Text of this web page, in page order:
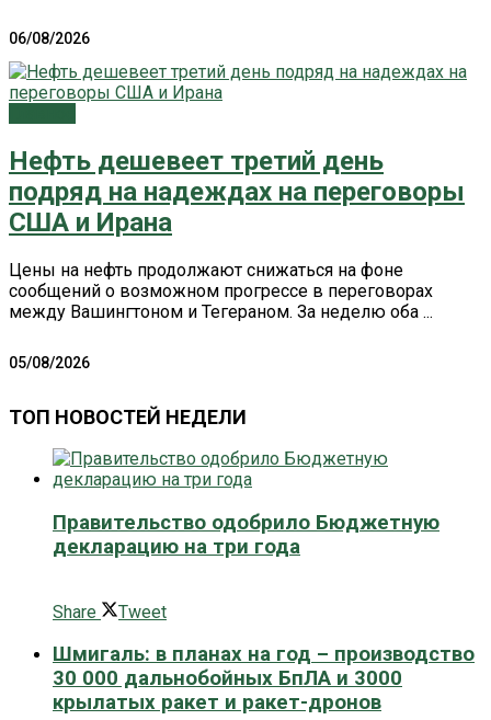
06/08/2026
Нефть дешевеет третий день
подряд на надеждах на переговоры
США и Ирана
Цены на нефть продолжают снижаться на фоне
сообщений о возможном прогрессе в переговорах
между Вашингтоном и Тегераном. За неделю оба ...
05/08/2026
ТОП НОВОСТЕЙ НЕДЕЛИ
Правительство одобрило Бюджетную
декларацию на три года
Share
Tweet
Шмигаль: в планах на год – производство
30 000 дальнобойных БпЛА и 3000
крылатых ракет и ракет-дронов